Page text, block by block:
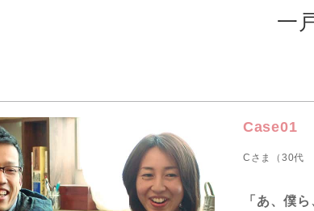
一
Case01
Cさま（30代
「あ、僕